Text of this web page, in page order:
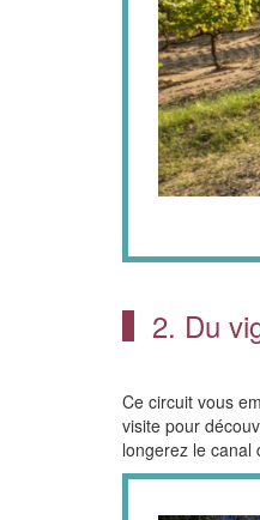
2. Du
Ce circuit vous
visite pour
longerez le canal